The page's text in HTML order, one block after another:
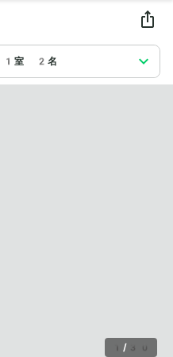
1室 2名
1 / 30